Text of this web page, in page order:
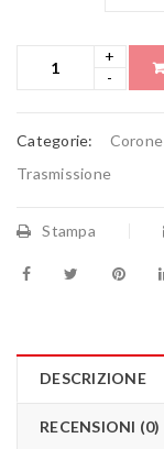
Categorie: Corone
Trasmissione
Stampa
DESCRIZIONE
RECENSIONI (0)